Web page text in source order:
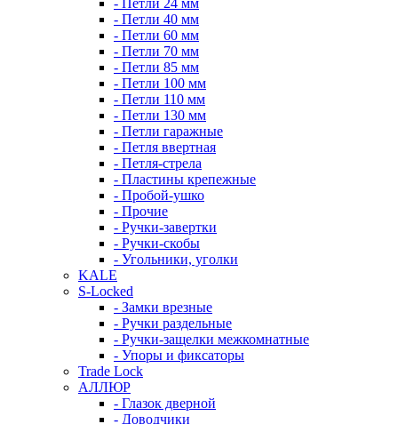
- Петли 24 мм
- Петли 40 мм
- Петли 60 мм
- Петли 70 мм
- Петли 85 мм
- Петли 100 мм
- Петли 110 мм
- Петли 130 мм
- Петли гаражные
- Петля ввертная
- Петля-стрела
- Пластины крепежные
- Пробой-ушко
- Прочие
- Ручки-завертки
- Ручки-скобы
- Угольники, уголки
KALE
S-Locked
- Замки врезные
- Ручки раздельные
- Ручки-защелки межкомнатные
- Упоры и фиксаторы
Trade Lock
АЛЛЮР
- Глазок дверной
- Доводчики